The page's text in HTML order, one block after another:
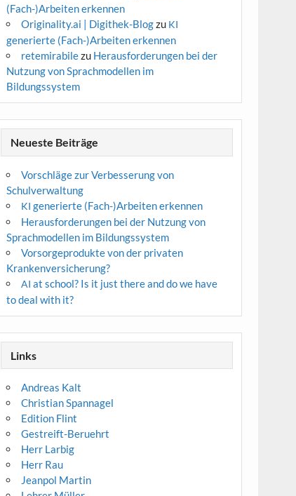
(Fach-)Arbeiten erkennen
Originality.ai | Digithek-Blogzu KI
generierte (Fach-)Arbeiten erkennen
retemirabilezu Herausforderungen bei der
Nutzung von Sprachmodellen im
Bildungssystem
Neueste Beiträge
Vorschläge zur Verbesserung von
Schulverwaltung
KI generierte (Fach-)Arbeiten erkennen
Herausforderungen bei der Nutzung von
Sprachmodellen im Bildungssystem
Vorsorgeprodukte von der privaten
Krankenversicherung?
AI at school? Is it just there and do we have
to deal with it?
Links
Andreas Kalt
Christian Spannagel
Edition Flint
Gestreift-Beruehrt
Herr Larbig
Herr Rau
Jeanpol Martin